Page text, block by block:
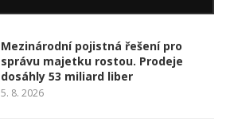
Mezinárodní pojistná řešení pro
správu majetku rostou. Prodeje
dosáhly 53 miliard liber
5. 8. 2026